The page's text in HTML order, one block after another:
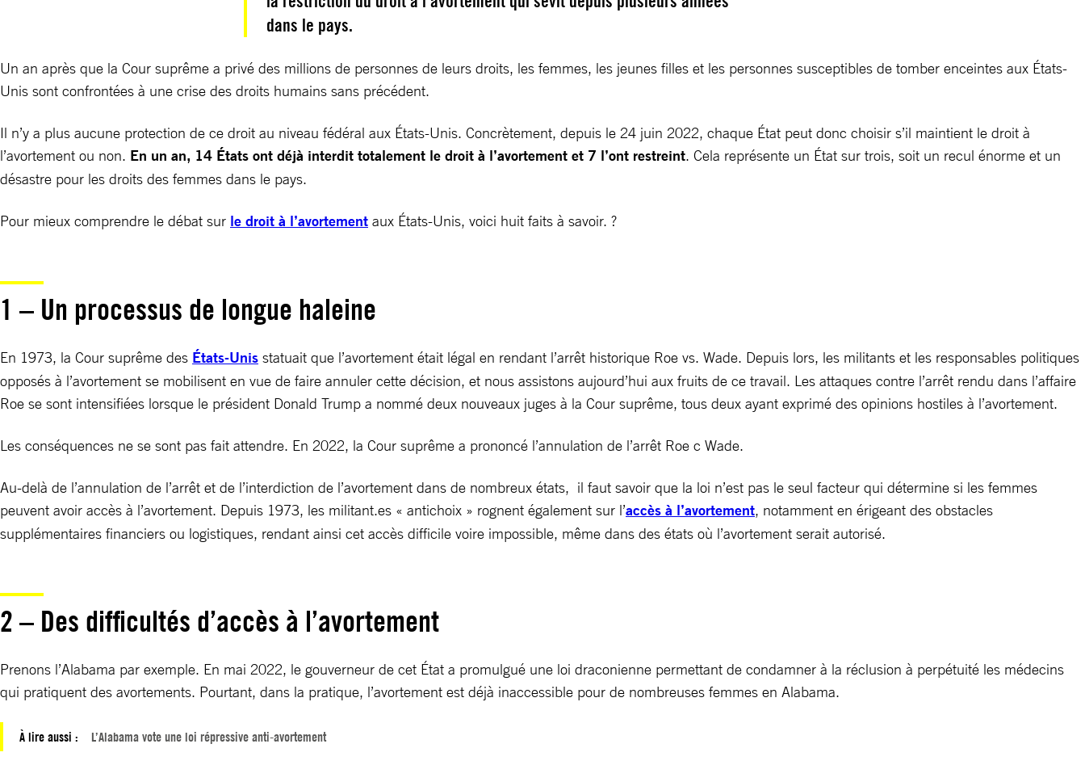
dans le pays.
Un an après que la Cour suprême a privé des millions de personnes de leurs droits, les femmes, les jeunes filles et les personnes susceptibles de tomber enceintes aux États-
Unis sont confrontées à une crise des droits humains sans précédent.
Il n’y a plus aucune protection de ce droit au niveau fédéral aux États-Unis. Concrètement, depuis le 24 juin 2022, chaque État peut donc choisir s’il maintient le droit à
l’avortement ou non. En un an, 14 États ont déjà interdit totalement le droit à l’avortement et 7 l’ont restreint. Cela représente un État sur trois, soit un recul énorme et un
désastre pour les droits des femmes dans le pays.
Pour mieux comprendre le débat sur le droit à l’avortement aux États-Unis, voici huit faits à savoir. ?
1 – Un processus de longue haleine
En 1973, la Cour suprême des États-Unis statuait que l’avortement était légal en rendant l’arrêt historique Roe vs. Wade. Depuis lors, les militants et les responsables politiques
opposés à l’avortement se mobilisent en vue de faire annuler cette décision, et nous assistons aujourd’hui aux fruits de ce travail. Les attaques contre l’arrêt rendu dans l’affaire
Roe se sont intensifiées lorsque le président Donald Trump a nommé deux nouveaux juges à la Cour suprême, tous deux ayant exprimé des opinions hostiles à l’avortement.
Les conséquences ne se sont pas fait attendre. En 2022, la Cour suprême a prononcé l’annulation de l’arrêt Roe c Wade.
Au-delà de l’annulation de l’arrêt et de l’interdiction de l’avortement dans de nombreux états, il faut savoir que la loi n’est pas le seul facteur qui détermine si les femmes
peuvent avoir accès à l’avortement. Depuis 1973, les militant.es « antichoix » rognent également sur l’accès à l’avortement, notamment en érigeant des obstacles
supplémentaires financiers ou logistiques, rendant ainsi cet accès difficile voire impossible, même dans des états où l’avortement serait autorisé.
2 – Des difficultés d’accès à l’avortement
Prenons l’Alabama par exemple. En mai 2022, le gouverneur de cet État a promulgué une loi draconienne permettant de condamner à la réclusion à perpétuité les médecins
qui pratiquent des avortements. Pourtant, dans la pratique, l’avortement est déjà inaccessible pour de nombreuses femmes en Alabama.
À lire aussi : L’Alabama vote une loi répressive anti-avortement